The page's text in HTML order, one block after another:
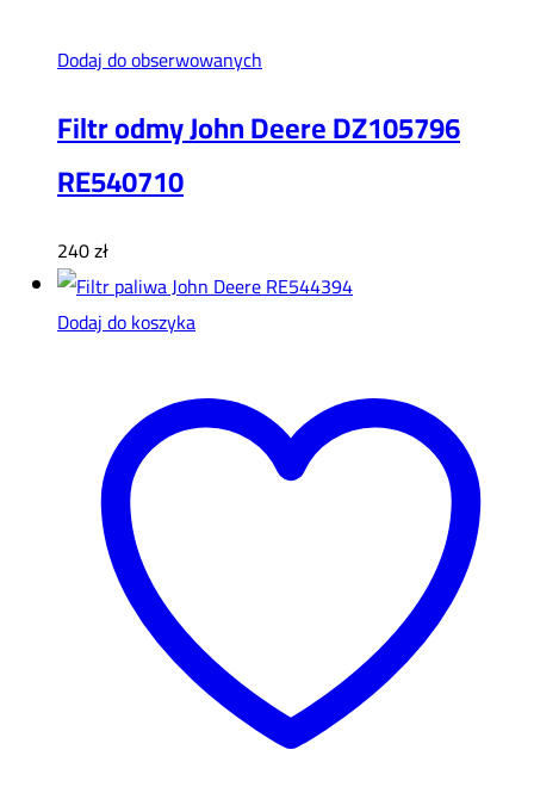
Dodaj do obserwowanych
Filtr odmy John Deere DZ105796
RE540710
240zł
Dodaj do koszyka